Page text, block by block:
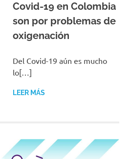
Covid-19 en Colombia
son por problemas de
oxigenación
Del Covid-19 aún es mucho
lo[…]
LEER MÁS